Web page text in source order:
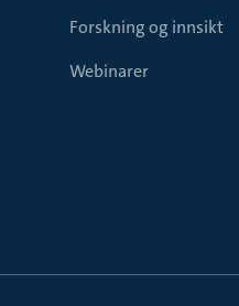
Forskning og innsikt
Webinarer